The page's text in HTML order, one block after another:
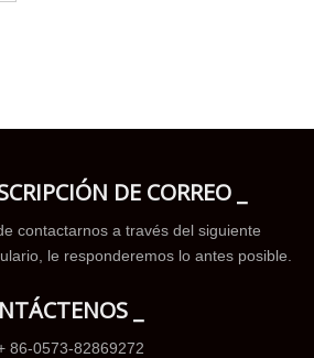
DE CORREO _
contactarnos a través del siguiente
le responderemos lo antes posible.
_
86-0573-82869272